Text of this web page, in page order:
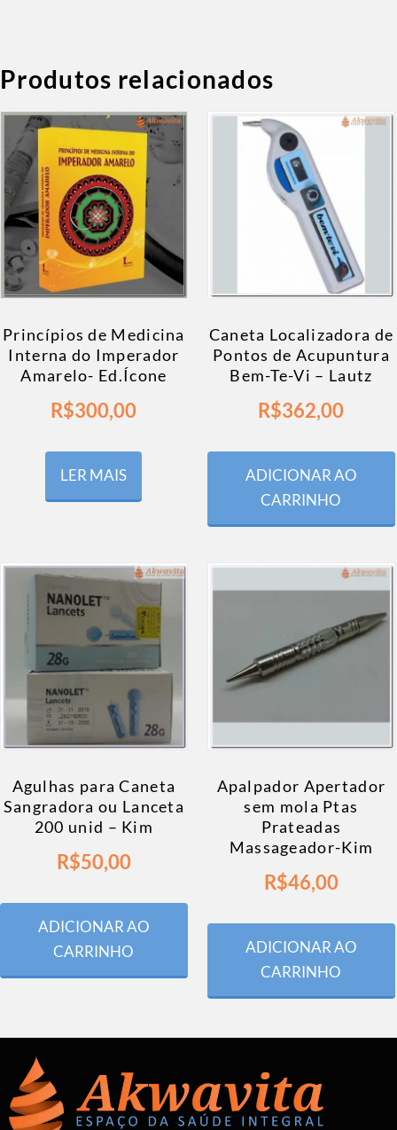
Produtos relacionados
Princípios de Medicina
Interna do Imperador
Amarelo- Ed.Ícone
R$300,00
LER MAIS
Caneta Localizadora de
Pontos de Acupuntura
Bem-Te-Vi – Lautz
R$362,00
ADICIONAR AO
CARRINHO
Agulhas para Caneta
Sangradora ou Lanceta
200 unid – Kim
R$50,00
ADICIONAR AO
CARRINHO
Apalpador Apertador
sem mola Ptas
Prateadas
Massageador-Kim
R$46,00
ADICIONAR AO
CARRINHO